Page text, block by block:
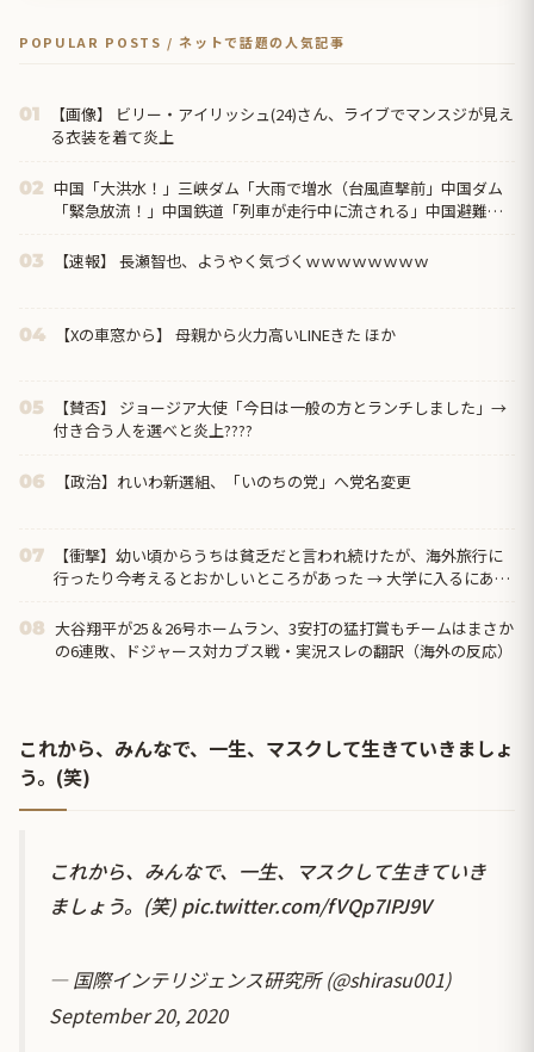
POPULAR POSTS / ネットで話題の人気記事
01
【画像】 ビリー・アイリッシュ(24)さん、ライブでマンスジが見え
る衣装を着て炎上
02 中国「大洪水！」三峡ダム「大雨で増水（台風直撃前」中国ダム
「緊急放流！」中国鉄道「列車が走行中に流される」中国避難所
03 【速報】 長瀬智也、ようやく気づくｗｗｗｗｗｗｗｗ
04 【Xの車窓から】 母親から火力高いLINEきた ほか
05
【賛否】 ジョージア大使「今日は一般の方とランチしました」→
付き合う人を選べと炎上????
06 【政治】れいわ新選組、「いのちの党」へ党名変更
07
【衝撃】幼い頃からうちは貧乏だと言われ続けたが、海外旅行に
行ったり今考えるとおかしいところがあった → 大学に入るにあた
08 大谷翔平が25＆26号ホームラン、3安打の猛打賞もチームはまさか
の6連敗、ドジャース対カブス戦・実況スレの翻訳（海外の反応）
これから、みんなで、一生、マスクして生きていきましょ
う。(笑)
これから、みんなで、一生、マスクして生きていき
ましょう。(笑) pic.twitter.com/fVQp7IPJ9V
— 国際インテリジェンス研究所 (@shirasu001)
September 20, 2020